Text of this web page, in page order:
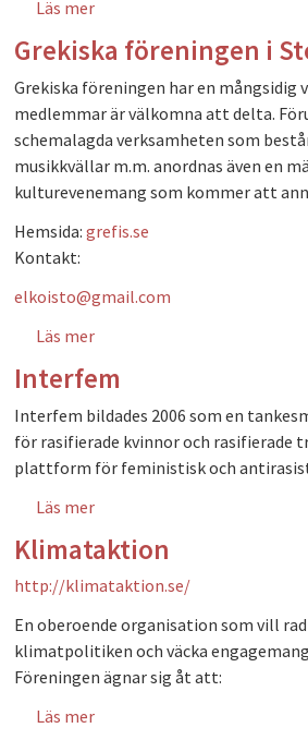
Läs merom Föreningen Tillsammans
Grekiska föreningen i
Grekiska föreningen har en mångsidig
medlemmar är välkomna att delta.
schemalagda verksamheten som
musikkvällar m.m. anordnas även en
kulturevenemang som kommer att
Hemsida:grefis.se
Kontakt:
elkoisto@gmail.com
Läs merom Grekiska föreningen i
Interfem
Interfem bildades 2006 som en
för rasifierade kvinnor och rasifierade
plattform för feministisk och
Läs merom Interfem
Klimataktion
http://klimataktion.se/
En oberoende organisation som vill
klimatpolitiken och väcka
Föreningen ägnar sig åt att:
Läs merom Klimataktion